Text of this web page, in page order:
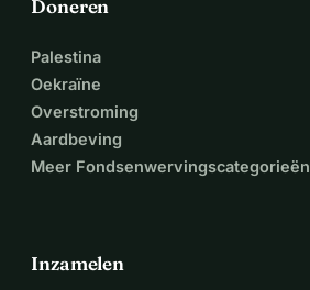
Doneren
Palestina
Oekraïne
Overstroming
Aardbeving
Meer Fondsenwervingscategorieën
Inzamelen